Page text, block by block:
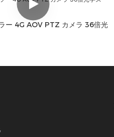
ー 4G AOV PTZ カメラ 36倍光